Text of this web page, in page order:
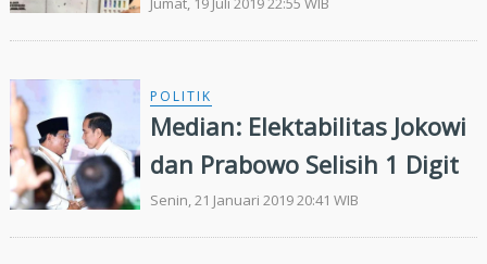
POLITIK
Median: Elektabilitas Jokowi
dan Prabowo Selisih 1 Digit
Senin, 21 Januari 2019 20:41 WIB